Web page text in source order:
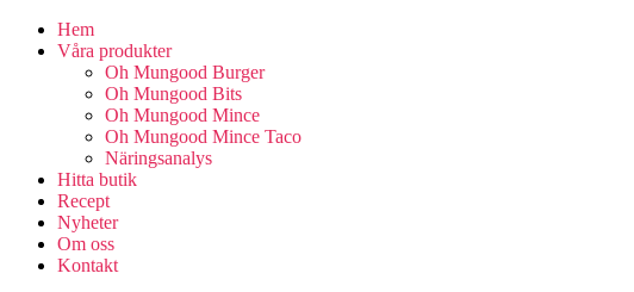
Hem
Våra produkter
Oh Mungood Burger
Oh Mungood Bits
Oh Mungood Mince
Oh Mungood Mince Taco
Näringsanalys
Hitta butik
Recept
Nyheter
Om oss
Kontakt